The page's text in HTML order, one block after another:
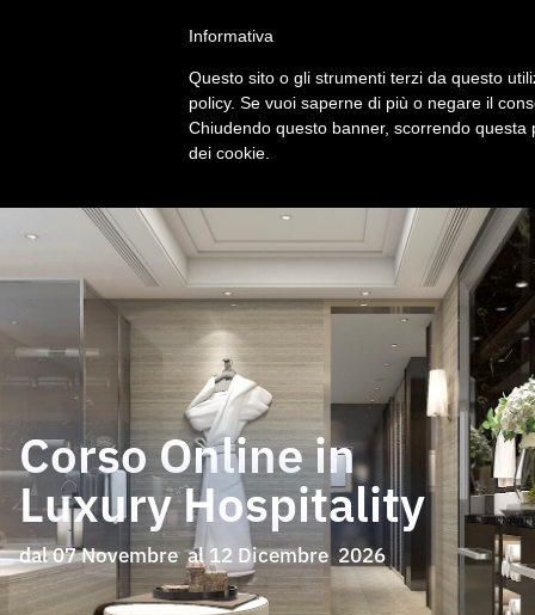
Corso Online in
Luxury Hospitality
dal 07 Novembre al 12 Dicembre 2026
Informativa
Questo sito o gli strumenti terzi da questo
policy. Se vuoi saperne di più o negare il
Chiudendo questo banner, scorrendo
dei cookie.